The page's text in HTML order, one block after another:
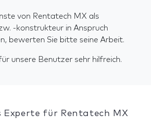
von Rentatech MX als
-konstrukteur in Anspruch
bewerten Sie bitte seine Arbeit.
unsere Benutzer sehr hilfreich.
Experte für Rentatech MX